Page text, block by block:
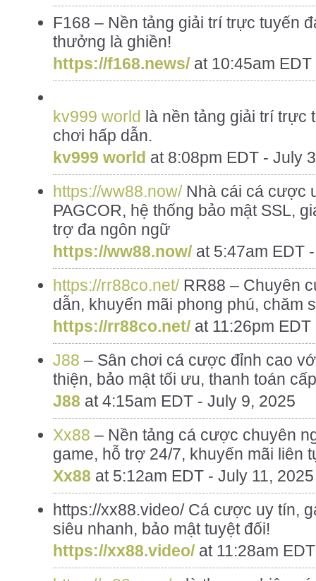
F168 – Nền tảng giải trí trực tuyến
thưởng là ghiền!
https://f168.news/ at 10:45am
kv999 world là nền tảng giải trí trực
chơi hấp dẫn.
kv999 world at 8:08pm EDT - July
https://ww88.now/Nhà cái cá cược
PAGCOR, hệ thống bảo mật SSL,
trợ đa ngôn ngữ
https://ww88.now/ at 5:47am EDT
https://rr88co.net/RR88 – Chuyên
dẫn, khuyến mãi phong phú, chăm
https://rr88co.net/ at 11:26pm
J88 – Sân chơi cá cược đỉnh cao
thiện, bảo mật tối ưu, thanh toán
J88 at4:15am EDT - July 9, 2025
Xx88 – Nền tảng cá cược chuyên
game, hỗ trợ 24/7, khuyến mãi liên
Xx88 at 5:12am EDT - July 11, 2025
https://xx88.video/ Cá cược uy tín,
siêu nhanh, bảo mật tuyệt đối!
https://xx88.video/ at 11:28am